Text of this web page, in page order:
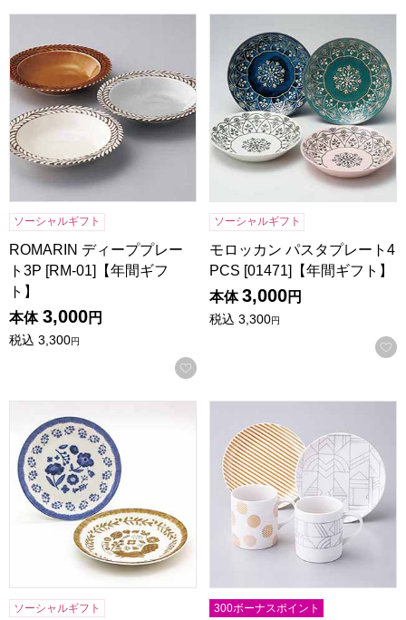
ソーシャルギフト
ROMARIN ディーププレー
ト3P [RM-01]【年間ギフ
ト】
本体 3,000円
税込 3,300円
お気に入りに登録する
ソーシャルギフト
モロッカン パスタプレート4
PCS [01471]【年間ギフト】
本体 3,000円
税込 3,300円
ソーシャルギフト
300ボーナスポイント